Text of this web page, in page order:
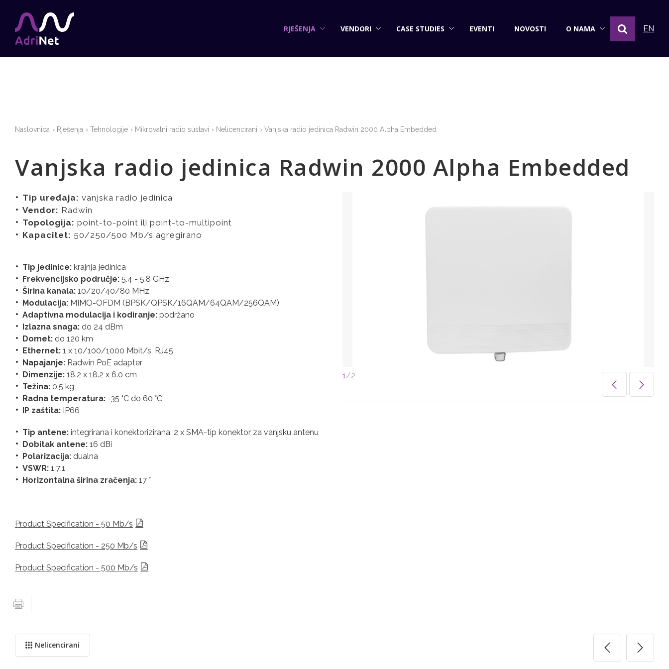
RJEŠENJA VENDORI CASE STUDIES EVENTI NOVOSTI O NAMA EN
Naslovnica Rješenja Tehnologije Mikrovalni radio sustavi Nelicencirani Vanjska radio jedinica Radwin 2000 Alpha Embedded
Vanjska radio jedinica Radwin 2000 Alpha Embedded
1/2
Tip uređaja: vanjska radio jedinica
Vendor: Radwin
Topologija: point-to-point ili point-to-multipoint
Kapacitet: 50/250/500 Mb/s agregirano
Tip jedinice: krajnja jedinica
Frekvencijsko područje: 5.4 - 5.8 GHz
Širina kanala: 10/20/40/80 MHz
Modulacija: MIMO-OFDM (BPSK/QPSK/16QAM/64QAM/256QAM)
Adaptivna modulacija i kodiranje: podržano
Izlazna snaga: do 24 dBm
Domet: do 120 km
Ethernet: 1 x 10/100/1000 Mbit/s, RJ45
Napajanje: Radwin PoE adapter
Dimenzije: 18.2 x 18.2 x 6.0 cm
Težina: 0.5 kg
Radna temperatura: -35 °C do 60 °C
IP zaštita: IP66
Tip antene: integrirana i konektorizirana, 2 x SMA-tip konektor za vanjsku antenu
Dobitak antene: 16 dBi
Polarizacija: dualna
VSWR: 1.7:1
Horizontalna širina zračenja: 17 °
Product Specification - 50 Mb/s
Product Specification - 250 Mb/s
Product Specification - 500 Mb/s
Nelicencirani